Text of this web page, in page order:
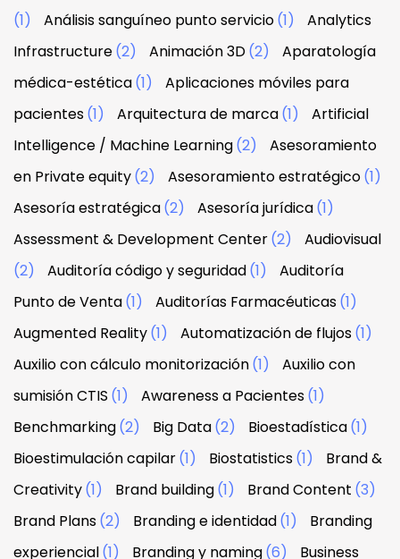
(1)
Análisis sanguíneo punto servicio(1)
Analytics
Infrastructure(2) Animación 3D(2)
Aparatología
médica-estética(1)
Aplicaciones móviles para
pacientes(1) Arquitectura de marca(1)
Artificial
Intelligence / Machine Learning(2)
Asesoramiento
en Private equity(2) Asesoramiento estratégico(1)
Asesoría estratégica(2) Asesoría jurídica(1)
Assessment & Development Center(2)
Audiovisual
(2)
Auditoría código y seguridad(1)
Auditoría
Punto de Venta(1) Auditorías Farmacéuticas(1)
Augmented Reality(1) Automatización de flujos(1)
Auxilio con cálculo monitorización(1)
Auxilio con
sumisión CTIS (1) Awareness a Pacientes(1)
Benchmarking(2) Big Data(2) Bioestadística(1)
Bioestimulación capilar(1) Biostatistics(1)
Brand &
Creativity(1) Brand building(1) Brand Content (3)
Brand Plans(2) Branding e identidad(1)
Branding
experiencial(1) Branding y naming(6)
Business